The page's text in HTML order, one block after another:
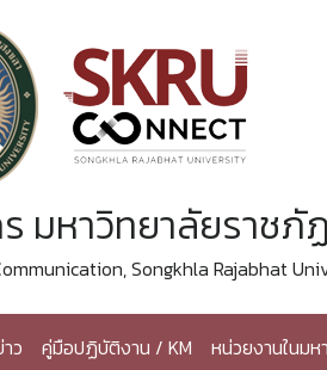
มหาวิทยาลัยราชภั
Songkhla Rajabhat
ว คู่มือปฏิบัติงาน / KM หน่วยงานในมห